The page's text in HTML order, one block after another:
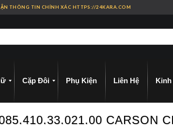
THÔNG TIN CHÍNH XÁC HTTPS://24KARA.COM
Cặp Đôi Phụ Kiện Liên Hệ Kinh
CARSON